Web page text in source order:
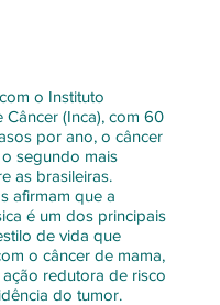
o Instituto
Câncer (Inca), com 60
por ano, o câncer
segundo mais
as brasileiras.
afirmam que a
é um dos principais
de vida que
o câncer de mama,
redutora de risco
do tumor.